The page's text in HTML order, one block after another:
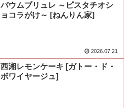
バウムブリュレ ～ピスタチオシ
ョコラがけ～ [ねんりん家]
2026.07.21
西湘レモンケーキ [ガトー・ド・
ボワイヤージュ]